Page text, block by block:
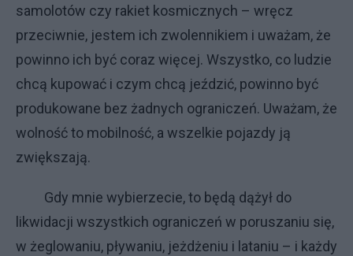
samolotów czy rakiet kosmicznych – wręcz
przeciwnie, jestem ich zwolennikiem i uważam, że
powinno ich być coraz więcej. Wszystko, co ludzie
chcą kupować i czym chcą jeździć, powinno być
produkowane bez żadnych ograniczeń. Uważam, że
wolność to mobilność, a wszelkie pojazdy ją
zwiększają.
Gdy mnie wybierzecie, to będą dążył do
likwidacji wszystkich ograniczeń w poruszaniu się,
w żeglowaniu, pływaniu, jeżdżeniu i lataniu – i każdy